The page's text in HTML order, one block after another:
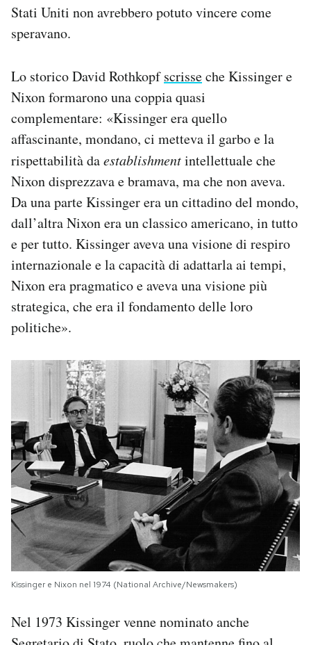
Stati Uniti non avrebbero potuto vincere come
speravano.
Lo storico David Rothkopfscrisseche Kissinger e
Nixon formarono una coppia quasi
complementare: «Kissinger era quello
affascinante, mondano, ci metteva il garbo e la
rispettabilità daestablishmentintellettuale che
Nixon disprezzava e bramava, ma che non aveva.
Da una parte Kissinger era un cittadino del mondo,
dall’altra Nixon era un classico americano, in tutto
e per tutto. Kissinger aveva una visione di respiro
internazionale e la capacità di adattarla ai tempi,
Nixon era pragmatico e aveva una visione più
strategica, che era il fondamento delle loro
politiche».
Kissinger e Nixon nel 1974 (National Archive/Newsmakers)
Nel 1973 Kissinger venne nominato anche